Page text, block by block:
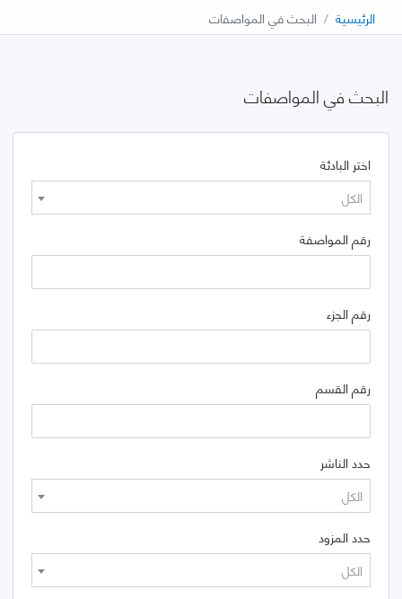
الرئيسية البحث في المواصفات
البحث في المواصفات
اختر البادئة
الكل
رقم المواصفة
رقم الجزء
رقم القسم
حدد الناشر
الكل
حدد المزود
الكل